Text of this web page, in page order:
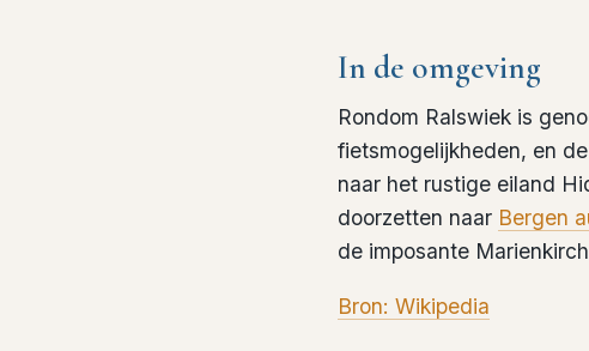
In de omgeving
Rondom Ralswiek is
fietsmogelijkheden, en
naar het rustige eiland
doorzetten naar Bergen
de imposante
Bron: Wikipedia